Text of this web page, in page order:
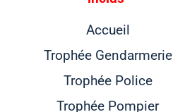
Accueil
Trophée Gendarmerie
Trophée Police
Trophée Pompier